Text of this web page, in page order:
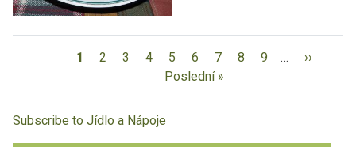
1 2 3 4 5 6 7 8 9 …
››
Poslední »
Subscribe to Jídlo a Nápoje